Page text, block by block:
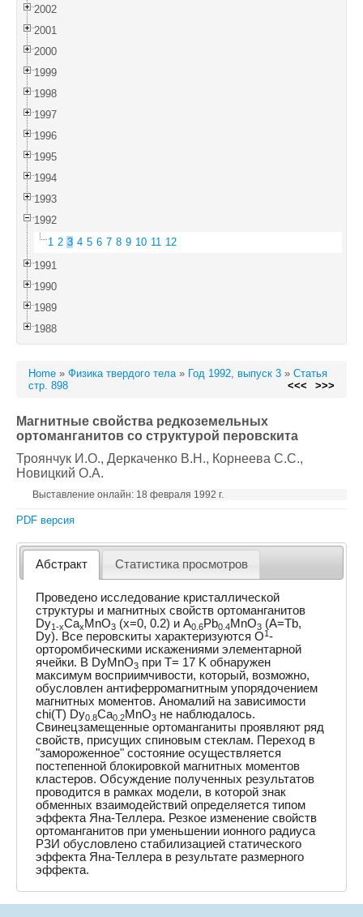
2002
2001
2000
1999
1998
1997
1996
1995
1994
1993
1992
1 2 3 4 5 6 7 8 9 10 11 12
1991
1990
1989
1988
Home » Физика твердого тела» Год 1992, выпуск 3 » Статья
стр. 898
<<< >>>
Магнитные свойства редкоземельных
ортоманганитов со структурой перовскита
Троянчук И.О., Деркаченко В.Н., Корнеева С.С.,
Новицкий О.А.
Выставление онлайн: 18 февраля 1992 г.
PDF версия
Абстракт Статистика просмотров
Проведено исследование кристаллической
структуры и магнитных свойств ортоманганитов
Dy1-xCax MnO3 (x=0, 0.2) и A0.6Pb0.4MnO3 (A=Tb,
Dy). Все перовскиты характеризуются O1-
орторомбическими искажениями элементарной
ячейки. В DyMnO3 при T= 17 K обнаружен
максимум восприимчивости, который, возможно,
обусловлен антиферромагнитным упорядочением
магнитных моментов. Аномалий на зависимости
chi(T) Dy0.8Ca0.2MnO3 не наблюдалось.
Свинецзамещенные ортоманганиты проявляют ряд
свойств, присущих спиновым стеклам. Переход в
"замороженное" состояние осуществляется
постепенной блокировкой магнитных моментов
кластеров. Обсуждение полученных результатов
проводится в рамках модели, в которой знак
обменных взаимодействий определяется типом
эффекта Яна-Теллера. Резкое изменение свойств
ортоманганитов при уменьшении ионного радиуса
РЗИ обусловлено стабилизацией статического
эффекта Яна-Теллера в результате размерного
эффекта.